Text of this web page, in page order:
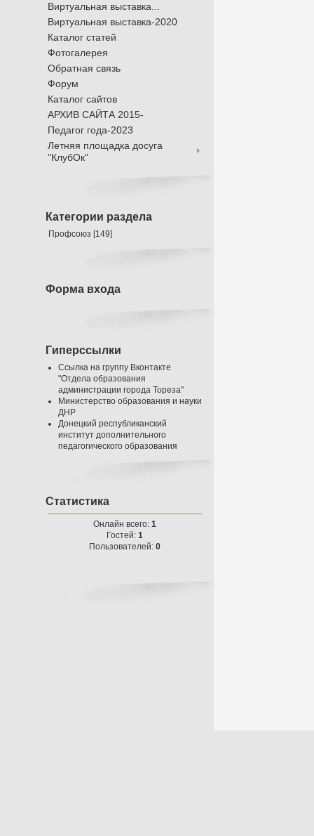
Виртуальная выставка...
Виртуальная выставка-2020
Каталог статей
Фотогалерея
Обратная связь
Форум
Каталог сайтов
АРХИВ САЙТА 2015-
Педагог года-2023
Летняя площадка досуга
"КлубОк"
Категории раздела
Профсоюз [149]
Форма входа
Гиперссылки
Ссылка на группу Вконтакте
"Отдела образования
администрации города Тореза"
Министерство образования и науки
ДНР
Донецкий республиканский
институт дополнительного
педагогического образования
Статистика
Онлайн всего: 1
Гостей: 1
Пользователей: 0